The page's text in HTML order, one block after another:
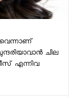
ചില
എന്നിവ